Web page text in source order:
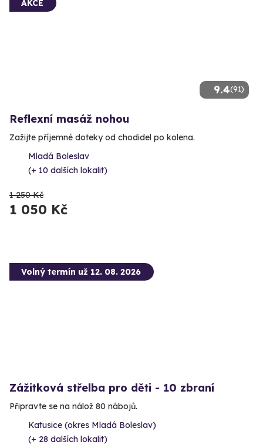
9.4(91)
AKCE
Reflexní masáž nohou
Zažijte příjemné doteky od chodidel po kolena.
Mladá Boleslav
(+ 10 dalších lokalit)
1 250 Kč
1 050 Kč
Volný termín už 12. 08. 2026
Zážitková střelba pro děti - 10 zbraní
Připravte se na nálož 80 nábojů.
Katusice (okres Mladá Boleslav)
(+ 28 dalších lokalit)